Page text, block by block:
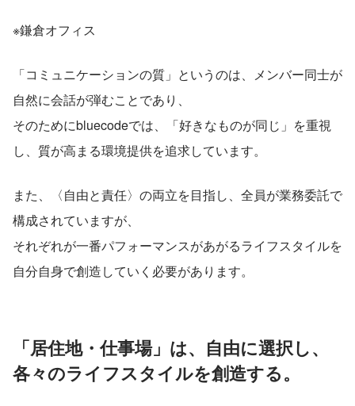
※鎌倉オフィス
「コミュニケーションの質」というのは、メンバー同士が
自然に会話が弾むことであり、
そのためにbluecodeでは、「好きなものが同じ」を重視
し、質が高まる環境提供を追求しています。
また、〈自由と責任〉の両立を目指し、全員が業務委託で
構成されていますが、
それぞれが一番パフォーマンスがあがるライフスタイルを
自分自身で創造していく必要があります。
「居住地・仕事場」は、自由に選択し、
各々のライフスタイルを創造する。